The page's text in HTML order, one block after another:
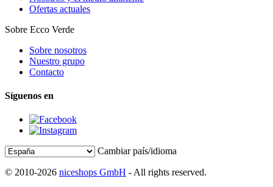
Ofertas actuales
Sobre Ecco Verde
Sobre nosotros
Nuestro grupo
Contacto
Síguenos en
Cambiar país/idioma
© 2010-2026 niceshops GmbH - All rights reserved.